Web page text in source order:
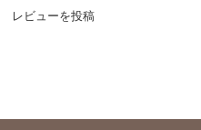
レビューを投稿